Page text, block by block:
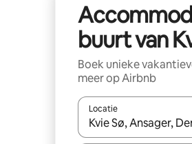
buurt van
Boek unieke
meer op Airbnb
Locatie
Wanneer er resultaten